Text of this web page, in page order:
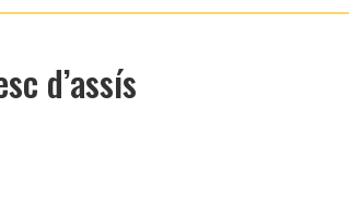
d’assís